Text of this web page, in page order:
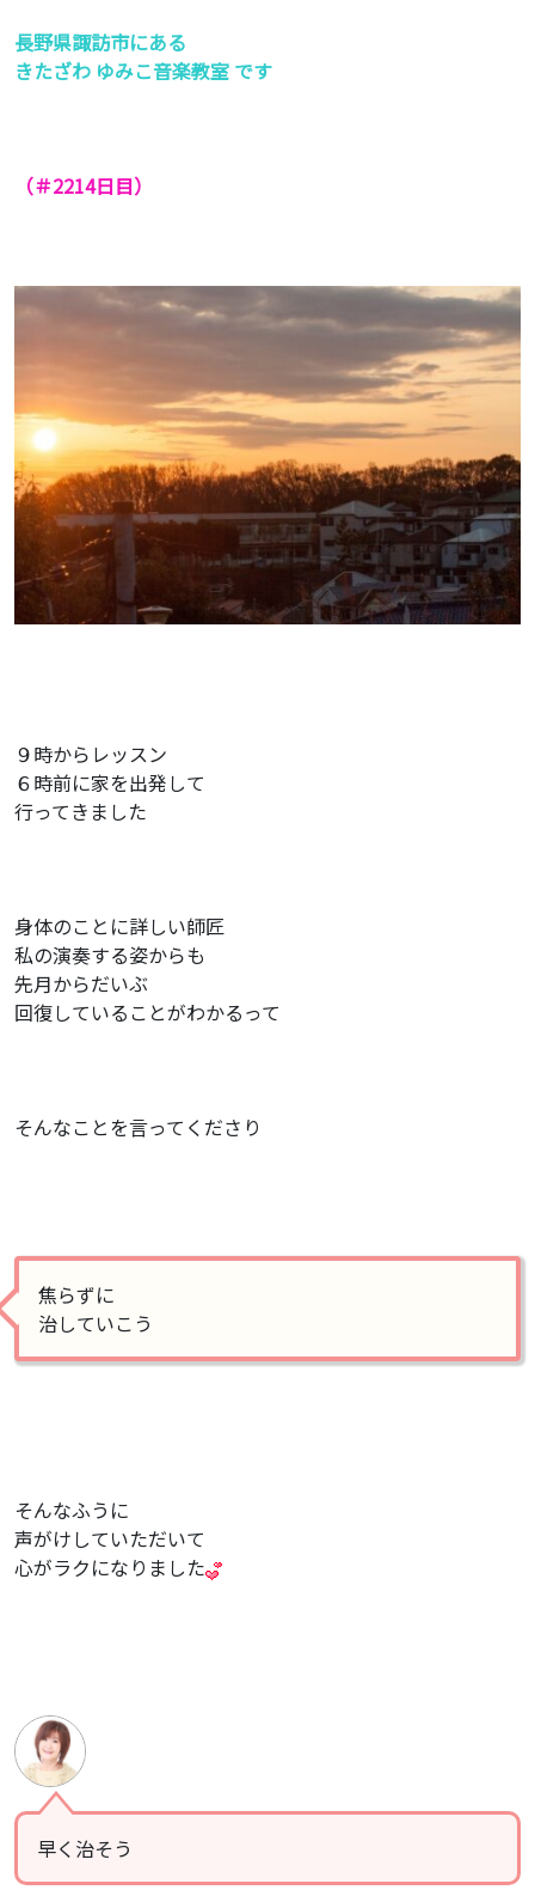
長野県諏訪市にある
きたざわ ゆみこ音楽教室 です
（＃2214日目）
９時からレッスン
６時前に家を出発して
行ってきました
身体のことに詳しい師匠
私の演奏する姿からも
先月からだいぶ
回復していることがわかるって
そんなことを言ってくださり
焦らずに
治していこう
そんなふうに
声がけしていただいて
心がラクになりました
早く治そう